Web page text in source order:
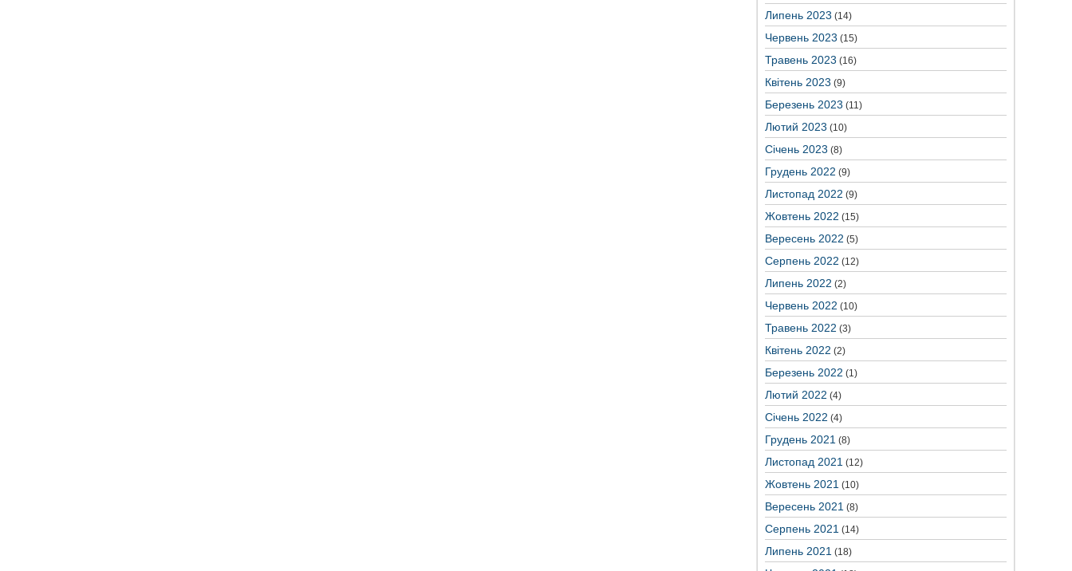
Липень 2023 (14)
Червень 2023 (15)
Травень 2023 (16)
Квітень 2023 (9)
Березень 2023 (11)
Лютий 2023 (10)
Січень 2023 (8)
Грудень 2022 (9)
Листопад 2022 (9)
Жовтень 2022 (15)
Вересень 2022 (5)
Серпень 2022 (12)
Липень 2022 (2)
Червень 2022 (10)
Травень 2022 (3)
Квітень 2022 (2)
Березень 2022 (1)
Лютий 2022 (4)
Січень 2022 (4)
Грудень 2021(8)
Листопад 2021(12)
Жовтень 2021(10)
Вересень 2021(8)
Серпень 2021(14)
Липень 2021(18)